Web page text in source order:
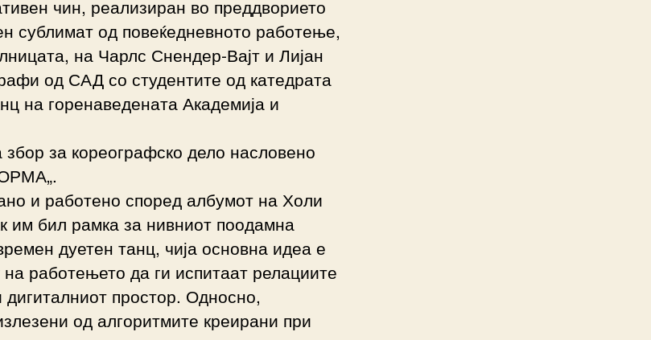
чин, реализиран во преддворието
сублимат од повеќедневното работење,
на Чарлс Снендер-Вајт и Лијан
од САД со студентите од катедрата
на горенаведената Академија и
за кореографско дело насловено
и работено според албумот на Холи
им бил рамка за нивниот поодамна
дуетен танц, чија основна идеа е
на работењето да ги испитаат релациите
дигиталниот простор. Односно,
од алгоритмите креирани при